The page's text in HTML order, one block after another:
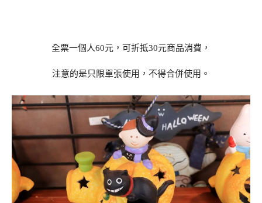
全票一個人60元，可折抵30元商品消費，
注意的是只限單張使用，不得合併使用。